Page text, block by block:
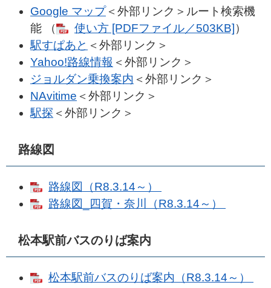
Google マップ＜外部リンク＞ ルート検索機
能 （
使い方 [PDFファイル／503KB] ）
駅すぱあと ＜外部リンク＞
Yahoo!路線情報 ＜外部リンク＞
ジョルダン乗換案内 ＜外部リンク＞
N​Avitime ＜外部リンク＞
駅探 ＜外部リンク＞
路線図
路線図（R8.3.14～）
路線図_四賀・奈川（R8.3.14～）
松本駅前バスのりば案内
松本駅前バスのりば案内（R8.3.14～）